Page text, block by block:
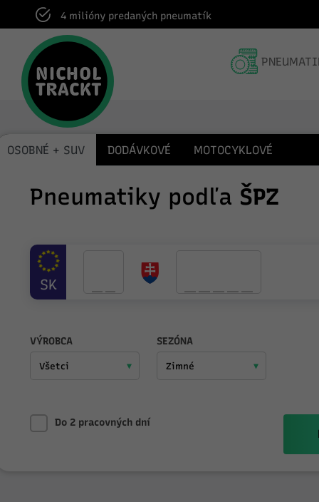
Dodanie do pneuservisu v rámci celej SR
OSOBNÉ + SUV DODÁVKOVÉ MOTOCYKLOVÉ
Pneumatiky podľa ŠPZ
SK
VÝROBCA SEZÓNA
Do 2 pracovných dní